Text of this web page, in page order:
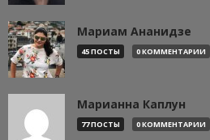
Мариам Ананидзе
45 ПОСТЫ 0 КОММЕНТАРИИ
Марианна Каплун
77 ПОСТЫ 0 КОММЕНТАРИИ